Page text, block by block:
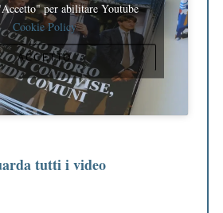
per abilitare Youtube
Cookie Policy
ACCETTO
tutti i video